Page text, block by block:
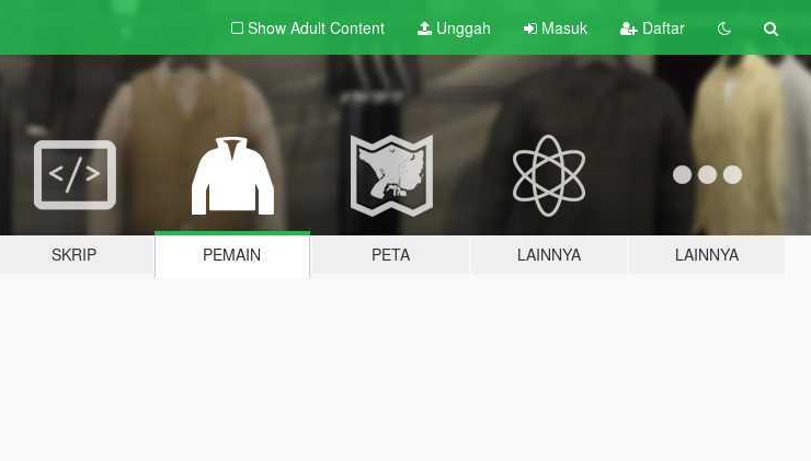
Show Adult Content Unggah Masuk Daftar
SKRIP PEMAIN PETA LAINNYA LAINNYA